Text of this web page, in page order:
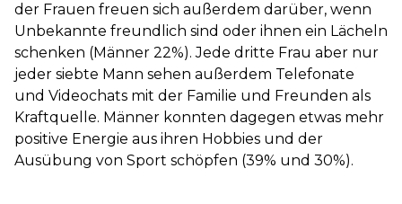
der Frauen freuen sich außerdem darüber, wenn
Unbekannte freundlich sind oder ihnen ein Lächeln
schenken (Männer 22%). Jede dritte Frau aber nur
jeder siebte Mann sehen außerdem Telefonate
und Videochats mit der Familie und Freunden als
Kraftquelle. Männer konnten dagegen etwas mehr
positive Energie aus ihren Hobbies und der
Ausübung von Sport schöpfen (39% und 30%).